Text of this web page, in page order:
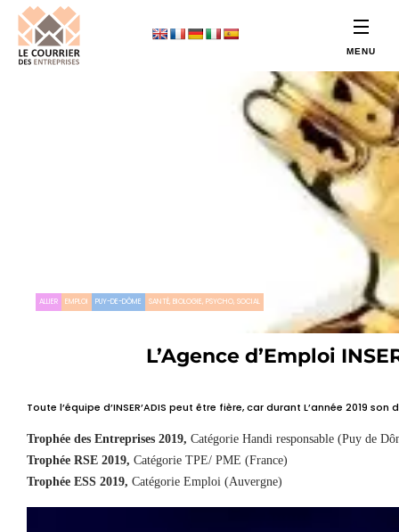
ALLIER EMPLOI PUY-DE-DÔME SANTÉ, BIOLOGIE, PSYCHO, SOCIAL
L’Agence d’Emploi
Toute l’équipe d’INSER’ADIS peut être fière, car durant L’année 2019
Trophée des Entreprises 2019, Catégorie Handi responsable (Puy de
Trophée RSE 2019, Catégorie TPE/ PME (France)
Trophée ESS 2019, Catégorie Emploi (Auvergne)